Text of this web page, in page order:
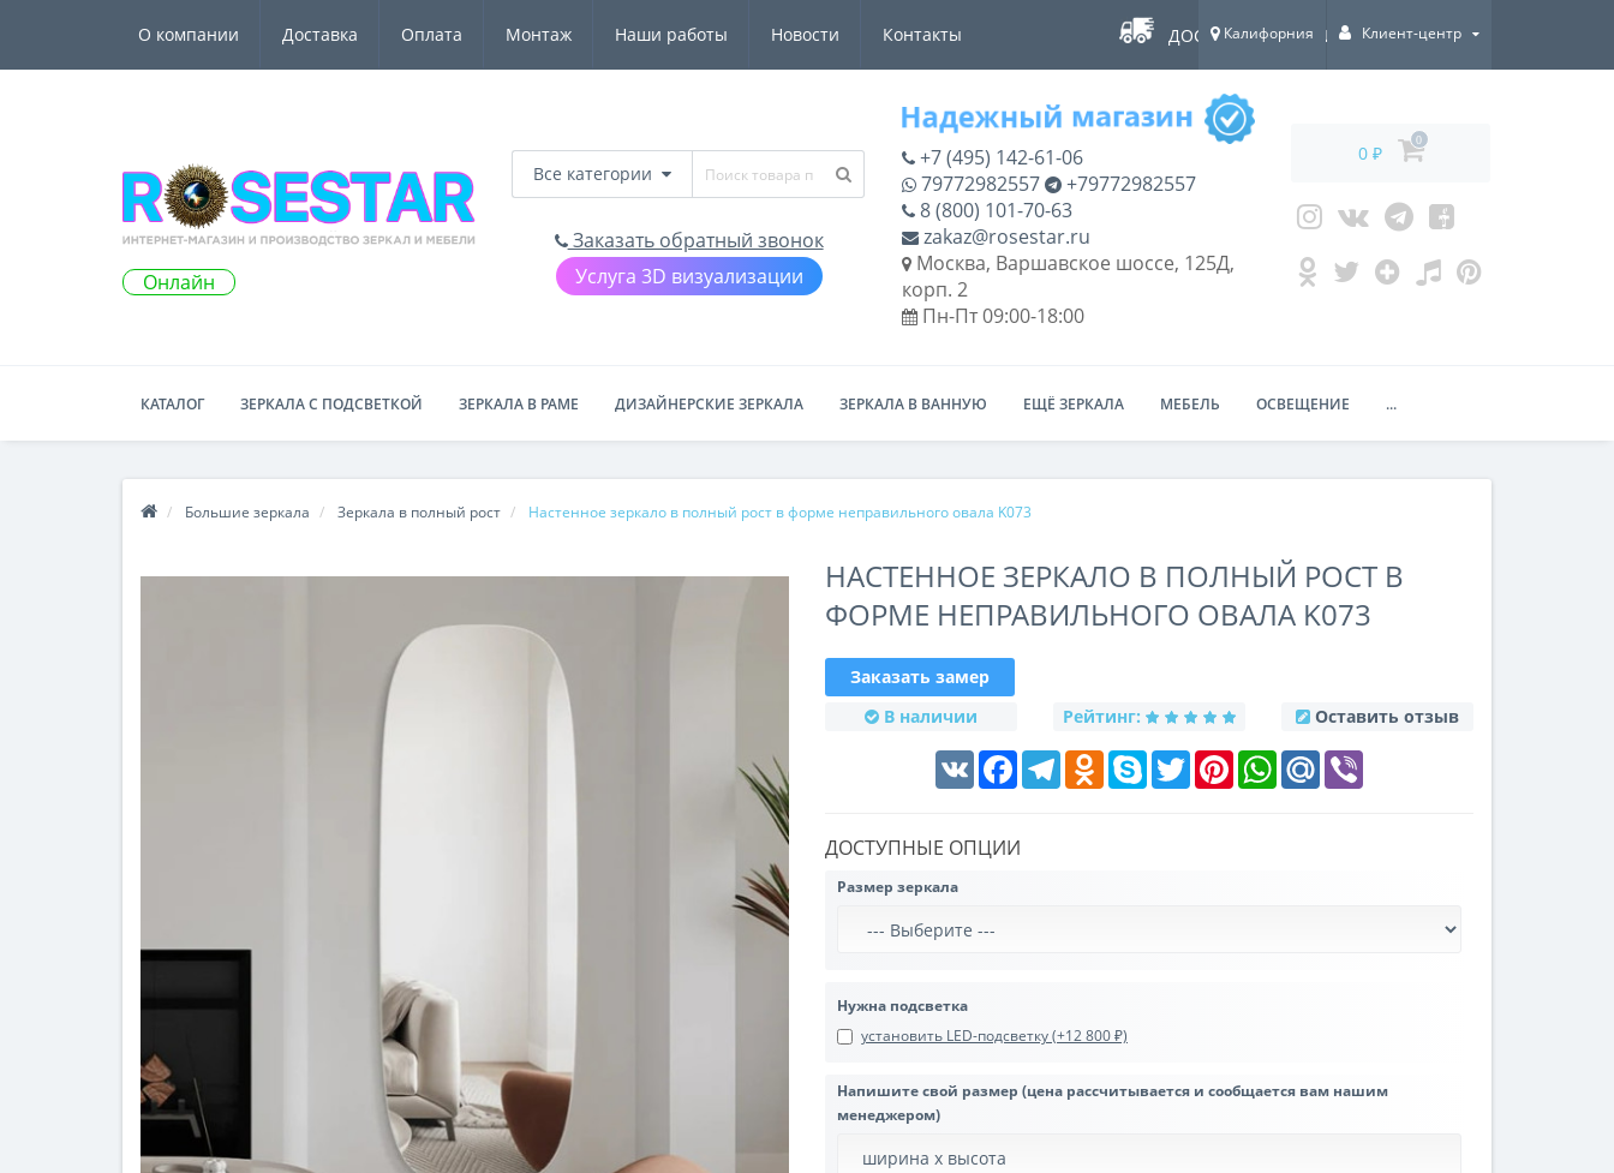
О компании Доставка Оплата Монтаж Наши работы Новости Контакты ДОСТАВКА ПО ВСЕЙ РОССИИ!
Калифорния Клиент-центр
Онлайн
Все категории
Заказать обратный звонок
Услуга 3D визуализации
+7 (495) 142-61-06
79772982557
+79772982557
8 (800) 101-70-63
zakaz@rosestar.ru
Москва, Варшавское шоссе, 125Д,
корп. 2
Пн-Пт 09:00-18:00
0 ₽
0
КАТАЛОГ ЗЕРКАЛА С ПОДСВЕТКОЙ ЗЕРКАЛА В РАМЕ ДИЗАЙНЕРСКИЕ ЗЕРКАЛА ЗЕРКАЛА В ВАННУЮ ЕЩЁ ЗЕРКАЛА МЕБЕЛЬ ОСВЕЩЕНИЕ ...
Большие зеркала Зеркала в полный рост Настенное зеркало в полный рост в форме неправильного овала K073
НАСТЕННОЕ ЗЕРКАЛО В ПОЛНЫЙ РОСТ В
ФОРМЕ НЕПРАВИЛЬНОГО ОВАЛА K073
Заказать замер
В наличии
Рейтинг: Оставить отзыв
VK FacebookTelegramOdnoklassniki
Skype Twitter PinterestWhatsAppMail.Ru
ДОСТУПНЫЕ ОПЦИИ
Размер зеркала
Нужна подсветка
установить LED-подсветку (+12 800 ₽)
Напишите свой размер (цена рассчитывается и сообщается вам нашим
менеджером)